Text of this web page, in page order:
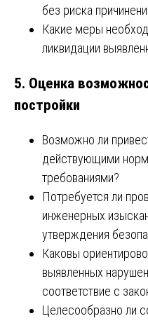
без риска
Какие меры
ликвидации
5. Оценка
постройки
Возможно ли
действующими
требованиями?
Потребуется ли
инженерных
утверждения
Каковы
выявленных
соответствие с
Целесообразно ли